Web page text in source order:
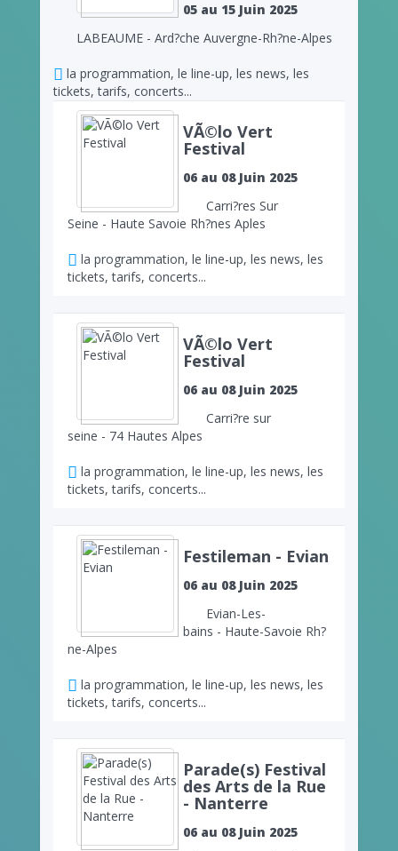
05 au 15 Juin 2025
LABEAUME - Ard?che Auvergne-Rh?ne-Alpes
la programmation, le line-up, les news, les
tickets, tarifs, concerts...
VÃ©lo Vert
Festival
06 au 08 Juin 2025
Carri?res Sur
Seine - Haute Savoie Rh?nes Aples
la programmation, le line-up, les news, les
tickets, tarifs, concerts...
VÃ©lo Vert
Festival
06 au 08 Juin 2025
Carri?re sur
seine - 74 Hautes Alpes
la programmation, le line-up, les news, les
tickets, tarifs, concerts...
Festileman - Evian
06 au 08 Juin 2025
Evian-Les-
bains - Haute-Savoie Rh?
ne-Alpes
la programmation, le line-up, les news, les
tickets, tarifs, concerts...
Parade(s) Festival
des Arts de la Rue
- Nanterre
06 au 08 Juin 2025